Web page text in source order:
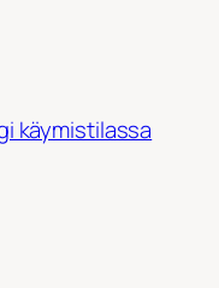
käymistilassa